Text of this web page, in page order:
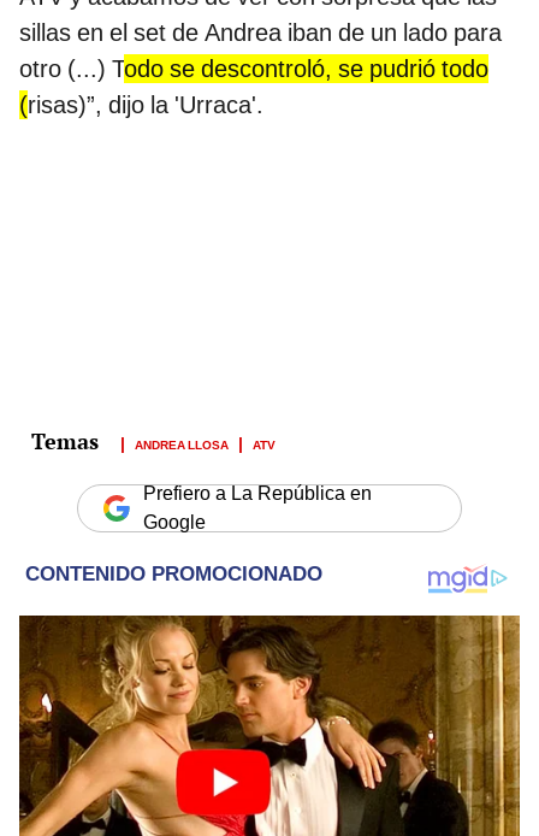
sillas en el set de Andrea iban de un lado para
otro (...) Todo se descontroló, se pudrió todo
(risas)”, dijo la 'Urraca'.
ANDREA LLOSA ATV
Prefiero a La República en
Google